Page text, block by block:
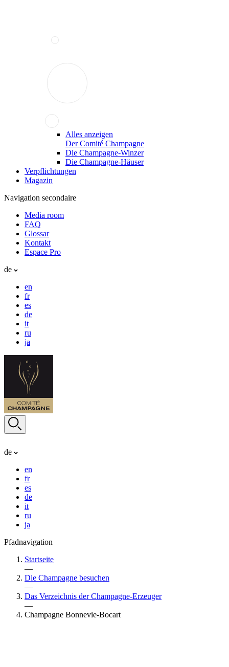
Alles anzeigen
Der Comité Champagne
Die Champagne-Winzer
Die Champagne-Häuser
Verpflichtungen
Magazin
Navigation secondaire
Media room
FAQ
Glossar
Kontakt
Espace Pro
de
en
fr
es
de
it
ru
ja
de
en
fr
es
de
it
ru
ja
Pfadnavigation
Startseite
—
Die Champagne besuchen
—
Das Verzeichnis der Champagne-Erzeuger
—
Champagne Bonnevie-Bocart